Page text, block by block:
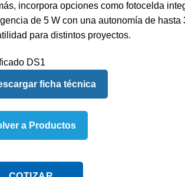
incorpora opciones como fotocelda
de 5 W con una autonomía de hasta
para distintos proyectos.
DS1
ficha técnica
a Productos